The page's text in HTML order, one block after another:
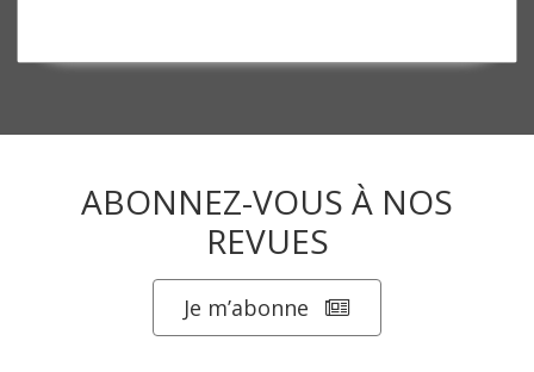
ABONNEZ-VOUS À NOS
REVUES
Je m’abonne